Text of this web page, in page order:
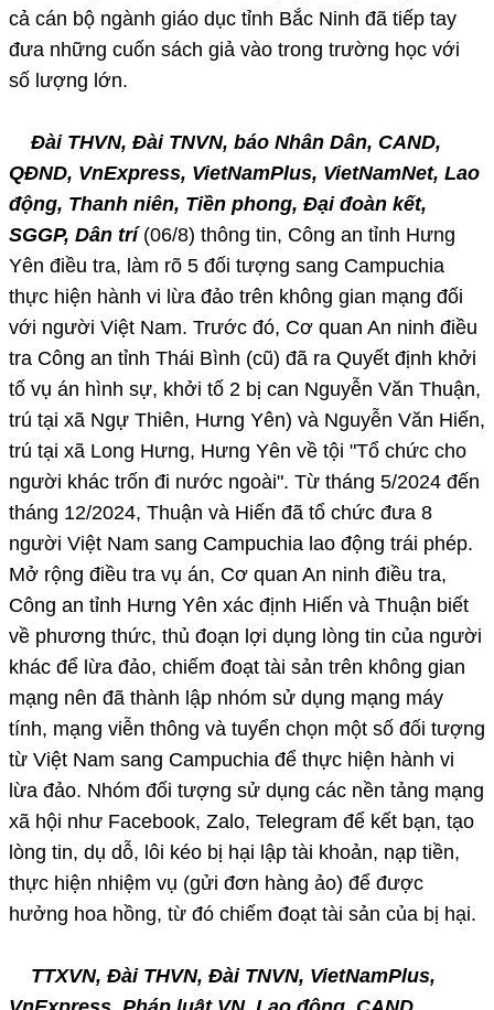
cả cán bộ ngành giáo dục tỉnh Bắc Ninh đã tiếp tay
đưa những cuốn sách giả vào trong trường học với
số lượng lớn.
Đài THVN, Đài TNVN, báo Nhân Dân, CAND,
QĐND, VnExpress, VietNamPlus, VietNamNet, Lao
động, Thanh niên, Tiền phong, Đại đoàn kết,
SGGP, Dân trí(06/8) thông tin, Công an tỉnh Hưng
Yên điều tra, làm rõ 5 đối tượng sang Campuchia
thực hiện hành vi lừa đảo trên không gian mạng đối
với người Việt Nam. Trước đó, Cơ quan An ninh điều
tra Công an tỉnh Thái Bình (cũ) đã ra Quyết định khởi
tố vụ án hình sự, khởi tố 2 bị can Nguyễn Văn Thuận,
trú tại xã Ngự Thiên, Hưng Yên) và Nguyễn Văn Hiến,
trú tại xã Long Hưng, Hưng Yên về tội "Tổ chức cho
người khác trốn đi nước ngoài". Từ tháng 5/2024 đến
tháng 12/2024, Thuận và Hiến đã tổ chức đưa 8
người Việt Nam sang Campuchia lao động trái phép.
Mở rộng điều tra vụ án, Cơ quan An ninh điều tra,
Công an tỉnh Hưng Yên xác định Hiến và Thuận biết
về phương thức, thủ đoạn lợi dụng lòng tin của người
khác để lừa đảo, chiếm đoạt tài sản trên không gian
mạng nên đã thành lập nhóm sử dụng mạng máy
tính, mạng viễn thông và tuyển chọn một số đối tượng
từ Việt Nam sang Campuchia để thực hiện hành vi
lừa đảo. Nhóm đối tượng sử dụng các nền tảng mạng
xã hội như Facebook, Zalo, Telegram để kết bạn, tạo
lòng tin, dụ dỗ, lôi kéo bị hại lập tài khoản, nạp tiền,
thực hiện nhiệm vụ (gửi đơn hàng ảo) để được
hưởng hoa hồng, từ đó chiếm đoạt tài sản của bị hại.
TTXVN, Đài THVN, Đài TNVN, VietNamPlus,